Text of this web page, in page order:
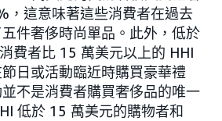
，這意味著這些消費者在過去
件奢侈時尚單品。此外，低於
費者比 15 萬美元以上的 HHI
日或活動臨近時購買豪華禮
不是消費者購買奢侈品的唯一
低於 15 萬美元的購物者和